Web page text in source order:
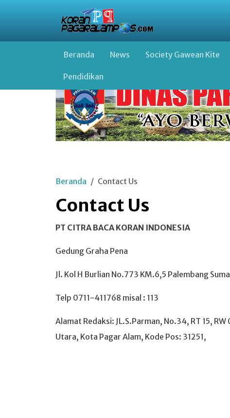
Beranda News Society Gawean Kite
Pendidikan
Beranda Contact Us
Contact Us
PT CITRA BACA KORAN INDONESIA
Gedung Graha Pena
Jl. Kol H Burlian No.773 KM.6,5 Palembang
Telp 0711-411768 misal : 113
Alamat Redaksi: JL.S.Parman, No.34, RT 15,
Utara, Kota Pagar Alam, Kode Pos: 31251,